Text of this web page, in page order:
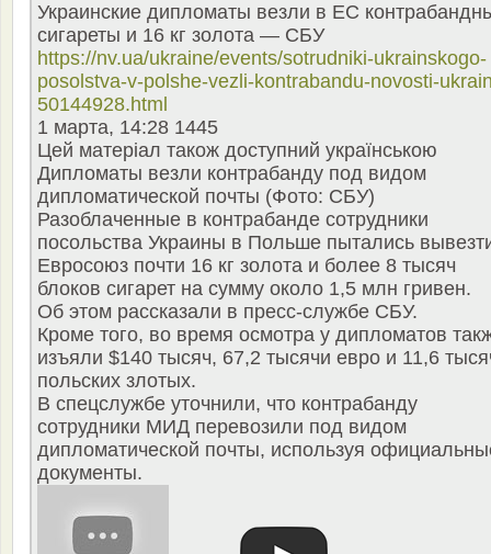
Украинские дипломаты везли в ЕС
сигареты и 16 кг золота — СБУ
https://nv.ua/ukraine/events/sotrudniki-ukrainskogo-
posolstva-v-polshe-vezli-kontrabandu-novosti-
50144928.html
1 марта, 14:28 1445
Цей матеріал також доступний українською
Дипломаты везли контрабанду под видом
дипломатической почты (Фото: СБУ)
Разоблаченные в контрабанде сотрудники
посольства Украины в Польше пытались
Евросоюз почти 16 кг золота и более 8 тысяч
блоков сигарет на сумму около 1,5 млн гривен.
Об этом рассказали в пресс-службе СБУ.
Кроме того, во время осмотра у дипломатов
изъяли $140 тысяч, 67,2 тысячи евро и 11,6
польских злотых.
В спецслужбе уточнили, что контрабанду
сотрудники МИД перевозили под видом
дипломатической почты, используя
документы.